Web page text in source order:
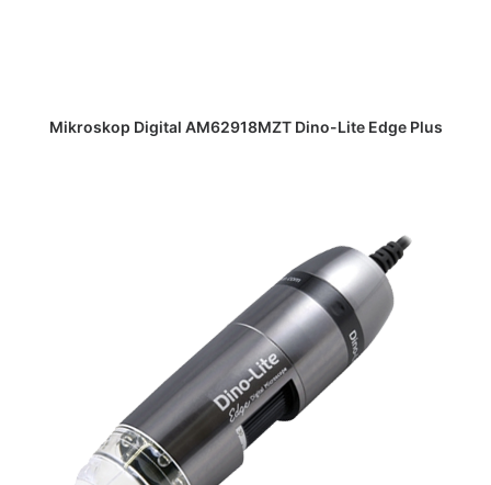
DAPATKAN PENAWARAN HARGA
Mikroskop Digital AM62918MZT Dino-Lite Edge Plus